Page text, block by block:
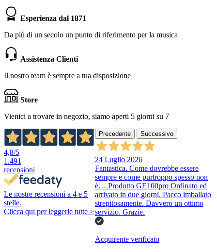
Esperienza dal 1871
Da più di un secolo un punto di riferimento per la musica
Assistenza Clienti
Il nostro team è sempre a tua disposizione
Store
Vienici a trovare in negozio, siamo aperti 5 giorni su 7
4,8/5
1.491
recensioni
Le nostre recensioni a 4 e 5
stelle.
Clicca qui per leggerle tutte >
Precedente Successivo
24 Luglio 2026
Fantastica. Come dovrebbe essere
sempre e come purtroppo spesso non
è….Prodotto GE100pro Ordinato ed
arrivato in due giorni. Pacco imballato
strepitosamente. Davvero un ottimo
servizio. Grazie.
Acquirente verificato